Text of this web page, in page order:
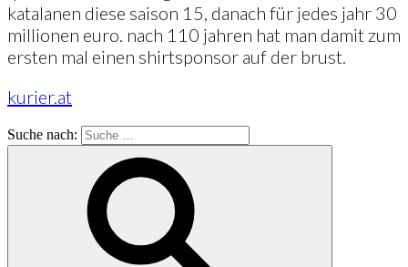
katalanen diese saison 15, danach für jedes jahr 30
millionen euro. nach 110 jahren hat man damit zum
ersten mal einen shirtsponsor auf der brust.
kurier.at
Suche nach: